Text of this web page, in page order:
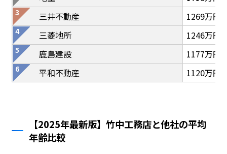
三井不動産
1269万円
三菱地所
1246万円
鹿島建設
1177万円
平和不動産
1120万円
【2025年最新版】竹中工務店と他社の平均
年齢比較